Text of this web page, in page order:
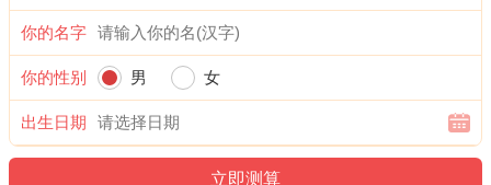
你的名字
你的性别 男 女
出生日期